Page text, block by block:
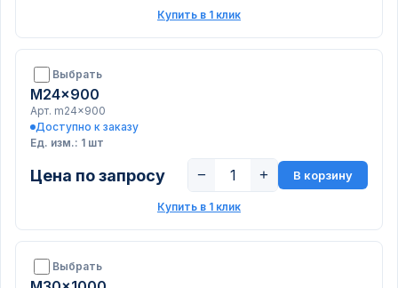
Купить в 1 клик
Выбрать
M24x900
Арт. m24x900
Доступно к заказу
Ед. изм.: 1 шт
Цена по запросу − + В корзину
Купить в 1 клик
Выбрать